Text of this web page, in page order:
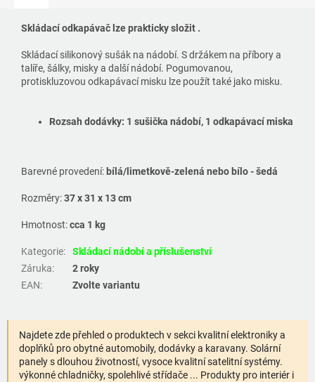
Skládací odkapávač lze prakticky složit .
Skládací silikonový sušák na nádobí. S držákem na příbory a
talíře, šálky, misky a další nádobí. Pogumovanou,
protiskluzovou odkapávací misku lze použít také jako misku.
Rozsah dodávky: 1 sušička nádobí, 1 odkapávací miska
Barevné provedení: bílá/limetkově-zelená nebo bílo - šedá
Rozměry:37 x 31 x 13 cm
Hmotnost:cca 1 kg
Kategorie:
Skládací nádobí a příslušenství
Záruka:
2 roky
EAN: Zvolte variantu
Najdete zde přehled o produktech v sekci kvalitní elektroniky a
doplňků pro obytné automobily, dodávky a karavany. Solární
panely s dlouhou životností, vysoce kvalitní satelitní systémy.
výkonné chladničky, spolehlivé střídače ... Produkty pro interiér i